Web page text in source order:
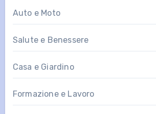
Auto e Moto
Salute e Benessere
Casa e Giardino
Formazione e Lavoro